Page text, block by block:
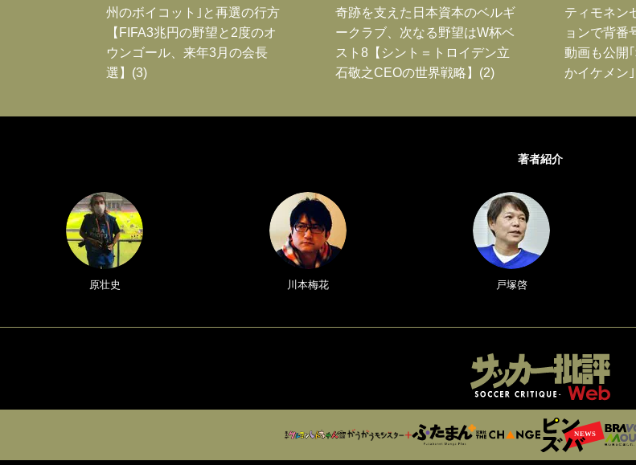
州のボイコット｣と再選の行方
【FIFA3兆円の野望と2度のオ
ウンゴール、来年3月の会長
選】(3)
奇跡を支えた日本資本のベルギ
ークラブ、次なる野望はW杯ベ
スト8【シント＝トロイデン立
石敬之CEOの世界戦略】(2)
ティモネン
ョンで背番
動画も公開
かイケメン｣
著者紹介
原壮史 川本梅花 戸塚啓